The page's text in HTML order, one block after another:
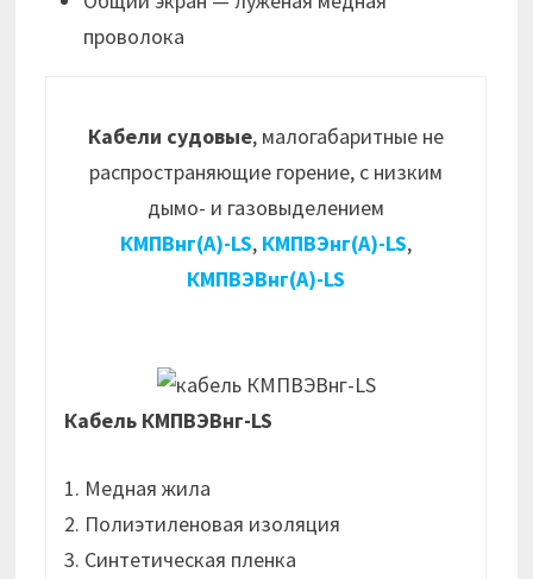
проволока
Кабели судовые, малогабаритные не
распространяющие горение, с низким
дымо- и газовыделением
КМПВнг(А)-LS, КМПВЭнг(А)-LS,
КМПВЭВнг(А)-LS
Кабель КМПВЭВнг-LS
1. Медная жила
2. Полиэтиленовая изоляция
3. Синтетическая пленка